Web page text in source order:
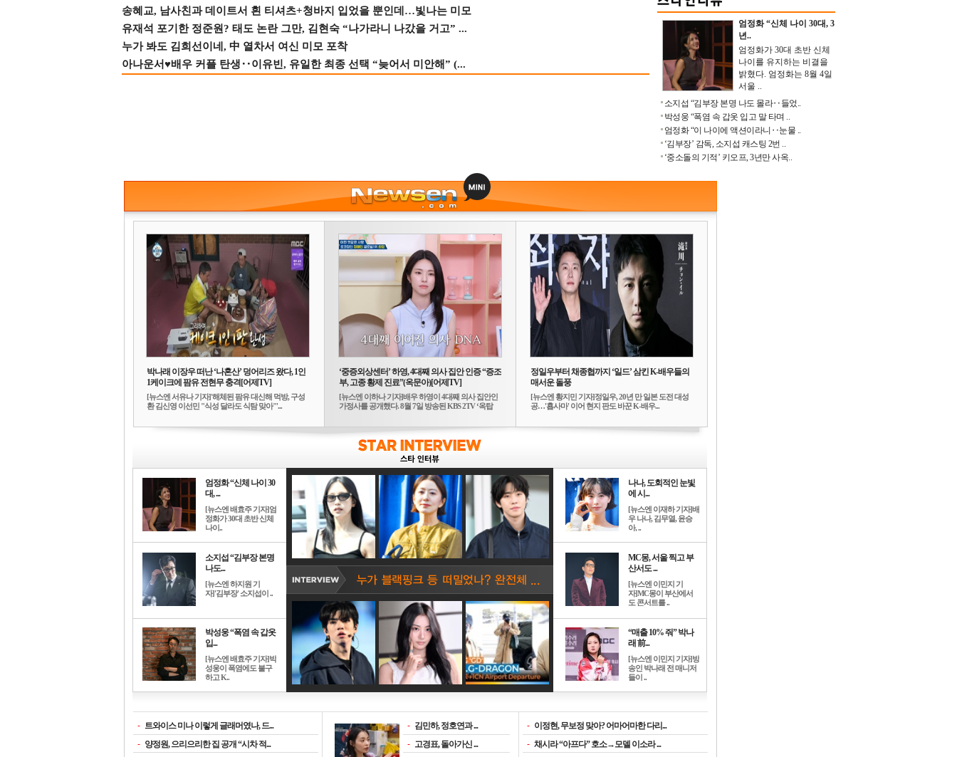
송혜교, 남사친과 데이트서 흰 티셔츠+청바지 입었을 뿐인데…빛나는 미모
유재석 포기한 정준원? 태도 논란 그만, 김현숙 “나가라니 나갔을 거고” ...
누가 봐도 김희선이네, 中 열차서 여신 미모 포착
아나운서♥배우 커플 탄생‥이유빈, 유일한 최종 선택 “늦어서 미안해” (...
엄정화 “신체 나이 30대, 3
년..
엄정화가 30대 초반 신체
나이를 유지하는 비결을
밝혔다. 엄정화는 8월 4일
서울 ..
소지섭 “김부장 본명 나도 몰라‥들었..
박성웅 “폭염 속 갑옷 입고 말 타며 ..
엄정화 “이 나이에 액션이라니‥눈물 ..
‘김부장’ 감독, 소지섭 캐스팅 2번 ..
‘중소돌의 기적’ 키오프, 3년만 사옥..
박나래 이장우 떠난 ‘나혼산’ 덩어리즈 왔다, 1인
1케이크에 팜유 전현무 충격[어제TV]
[뉴스엔 서유나 기자]'해체된 팜유 대신해 먹방, 구성
환 김신영 이선민 "식성 달라도 식탐 맞아"'...
‘중증외상센터’ 하영, 4대째 의사 집안 인증 “증조
부, 고종 황제 진료”(옥문아)[어제TV]
[뉴스엔 이하나 기자]배우 하영이 4대째 의사 집안인
가정사를 공개했다. 8월 7일 방송된 KBS 2TV ‘옥탑
정일우부터 채종협까지 ‘일드’ 삼킨 K-배우들의
매서운 돌풍
[뉴스엔 황지민 기자]정일우, 20년 만 일본 도전 대성
공…'횹사마' 이어 현지 판도 바꾼 K-배우...
엄정화 “신체 나이 30
대, ...
[뉴스엔 배효주 기자]엄
정화가 30대 초반 신체
나이..
소지섭 “김부장 본명
나도...
[뉴스엔 하지원 기
자]'김부장' 소지섭이 ..
박성웅 “폭염 속 갑옷
입...
[뉴스엔 배효주 기자]박
성웅이 폭염에도 불구
하고 K..
나나, 도회적인 눈빛
에 시...
[뉴스엔 이재하 기자]배
우 나나, 김무열, 윤승
아, ..
MC몽, 서울 찍고 부
산서도 ...
[뉴스엔 이민지 기
자]MC몽이 부산에서
도 콘서트를 ..
“매출 10% 줘” 박나
래 前...
[뉴스엔 이민지 기자]방
송인 박나래 전 매니저
들이 ..
- 트와이스 미나 이렇게 글래머였나, 드...
- 양정원, 으리으리한 집 공개 “시차 적...
- 김민하, 정호연과 ...
- 고경표, 돌아가신 ...
- 이정현, 무보정 맞아? 어마어마한 다리...
- 채시라 “아프다” 호소→모델 이소라 ...